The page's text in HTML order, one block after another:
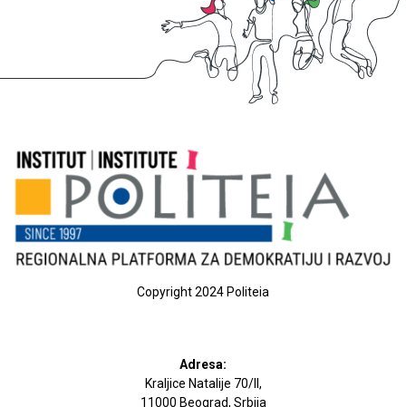
Copyright 2024 Politeia
Adresa:
Kraljice Natalije 70/II,
11000 Beograd, Srbija